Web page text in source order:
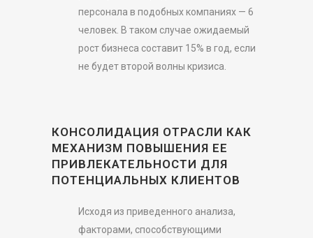
персонала в подобных компаниях — 6
человек. В таком случае ожидаемый
рост бизнеса составит 15% в год, если
не будет второй волны кризиса.
КОНСОЛИДАЦИЯ ОТРАСЛИ КАК
МЕХАНИЗМ ПОВЫШЕНИЯ ЕЕ
ПРИВЛЕКАТЕЛЬНОСТИ ДЛЯ
ПОТЕНЦИАЛЬНЫХ КЛИЕНТОВ
Исходя из приведенного анализа,
факторами, способствующими